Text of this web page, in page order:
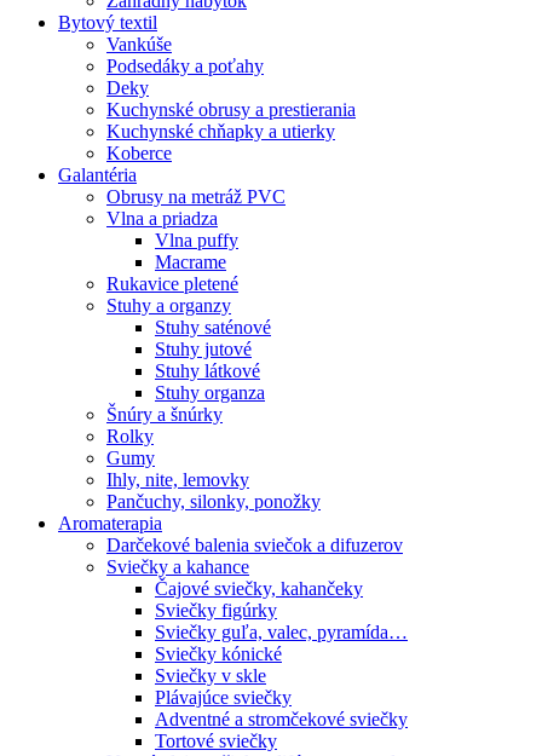
Bytový textil
Vankúše
Podsedáky a poťahy
Deky
Kuchynské obrusy a prestierania
Kuchynské chňapky a utierky
Koberce
Galantéria
Obrusy na metráž PVC
Vlna a priadza
Vlna puffy
Macrame
Rukavice pletené
Stuhy a organzy
Stuhy saténové
Stuhy jutové
Stuhy látkové
Stuhy organza
Šnúry a šnúrky
Rolky
Gumy
Ihly, nite, lemovky
Pančuchy, silonky, ponožky
Aromaterapia
Darčekové balenia sviečok a difuzerov
Sviečky a kahance
Čajové sviečky, kahančeky
Sviečky figúrky
Sviečky guľa, valec, pyramída…
Sviečky kónické
Sviečky v skle
Plávajúce sviečky
Adventné a stromčekové sviečky
Tortové sviečky